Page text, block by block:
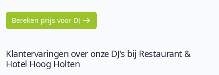
Bereken prijs voor DJ
Klantervaringen over onze DJ's bij Restaurant &
Hotel Hoog Holten